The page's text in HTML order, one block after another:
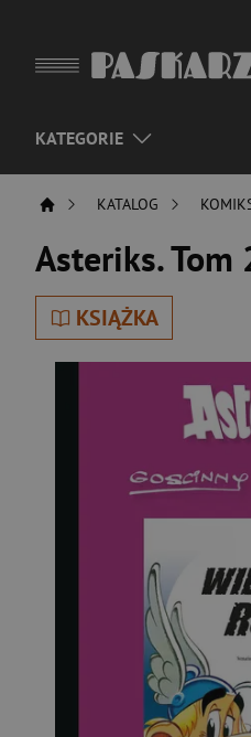
KATEGORIE
KATALOG
Asteriks.
KSIĄŻKA